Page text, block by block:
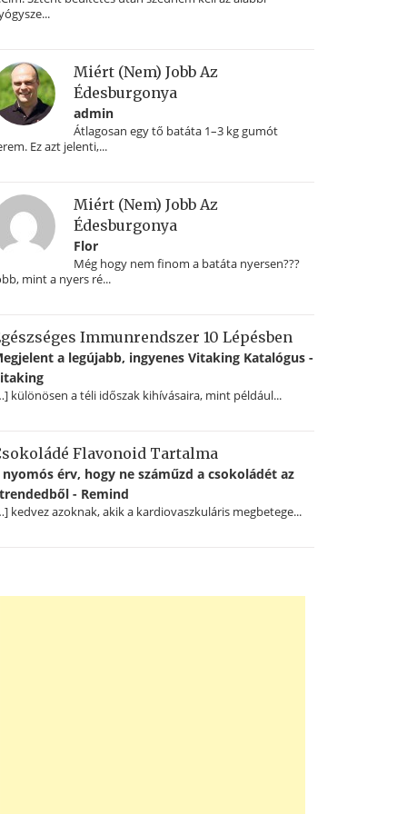
Miért (nem) Jobb Az
Édesburgonya
admin
Átlagosan egy tő batáta 1–3 kg gumót
Ez azt jelenti,...
Miért (nem) Jobb Az
Édesburgonya
Flor
Még hogy nem finom a batáta nyersen???
mint a nyers ré...
Immunrendszer 10 Lépésben
a legújabb, ingyenes Vitaking Katalógus -
különösen a téli időszak kihívásaira, mint például...
Flavonoid Tartalma
nyomós érv, hogy ne száműzd a csokoládét az
- Remind
kedvez azoknak, akik a kardiovaszkuláris megbetege...